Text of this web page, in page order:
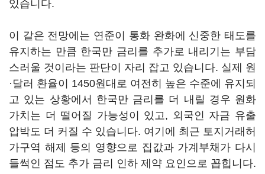
있습니다.
이 같은 전망에는 연준이 통화 완화에 신중한 태도를
유지하는 만큼 한국만 금리를 추가로 내리기는 부담
스러울 것이라는 판단이 자리 잡고 있습니다. 실제 원
·달러 환율이 1450원대로 여전히 높은 수준에 유지되
고 있는 상황에서 한국만 금리를 더 내릴 경우 원화
가치는 더 떨어질 가능성이 있고, 외국인 자금 유출
압박도 더 커질 수 있습니다. 여기에 최근 토지거래허
가구역 해제 등의 영향으로 집값과 가계부채가 다시
들썩인 점도 추가 금리 인하 제약 요인으로 꼽힙니다.